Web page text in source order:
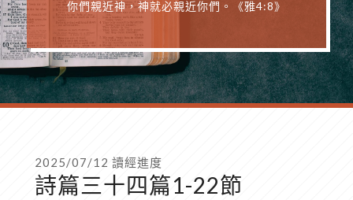
你們親近神，神就必親近你們。《雅4:8》
2025/07/12 讀經進度
詩篇三十四篇1-22節